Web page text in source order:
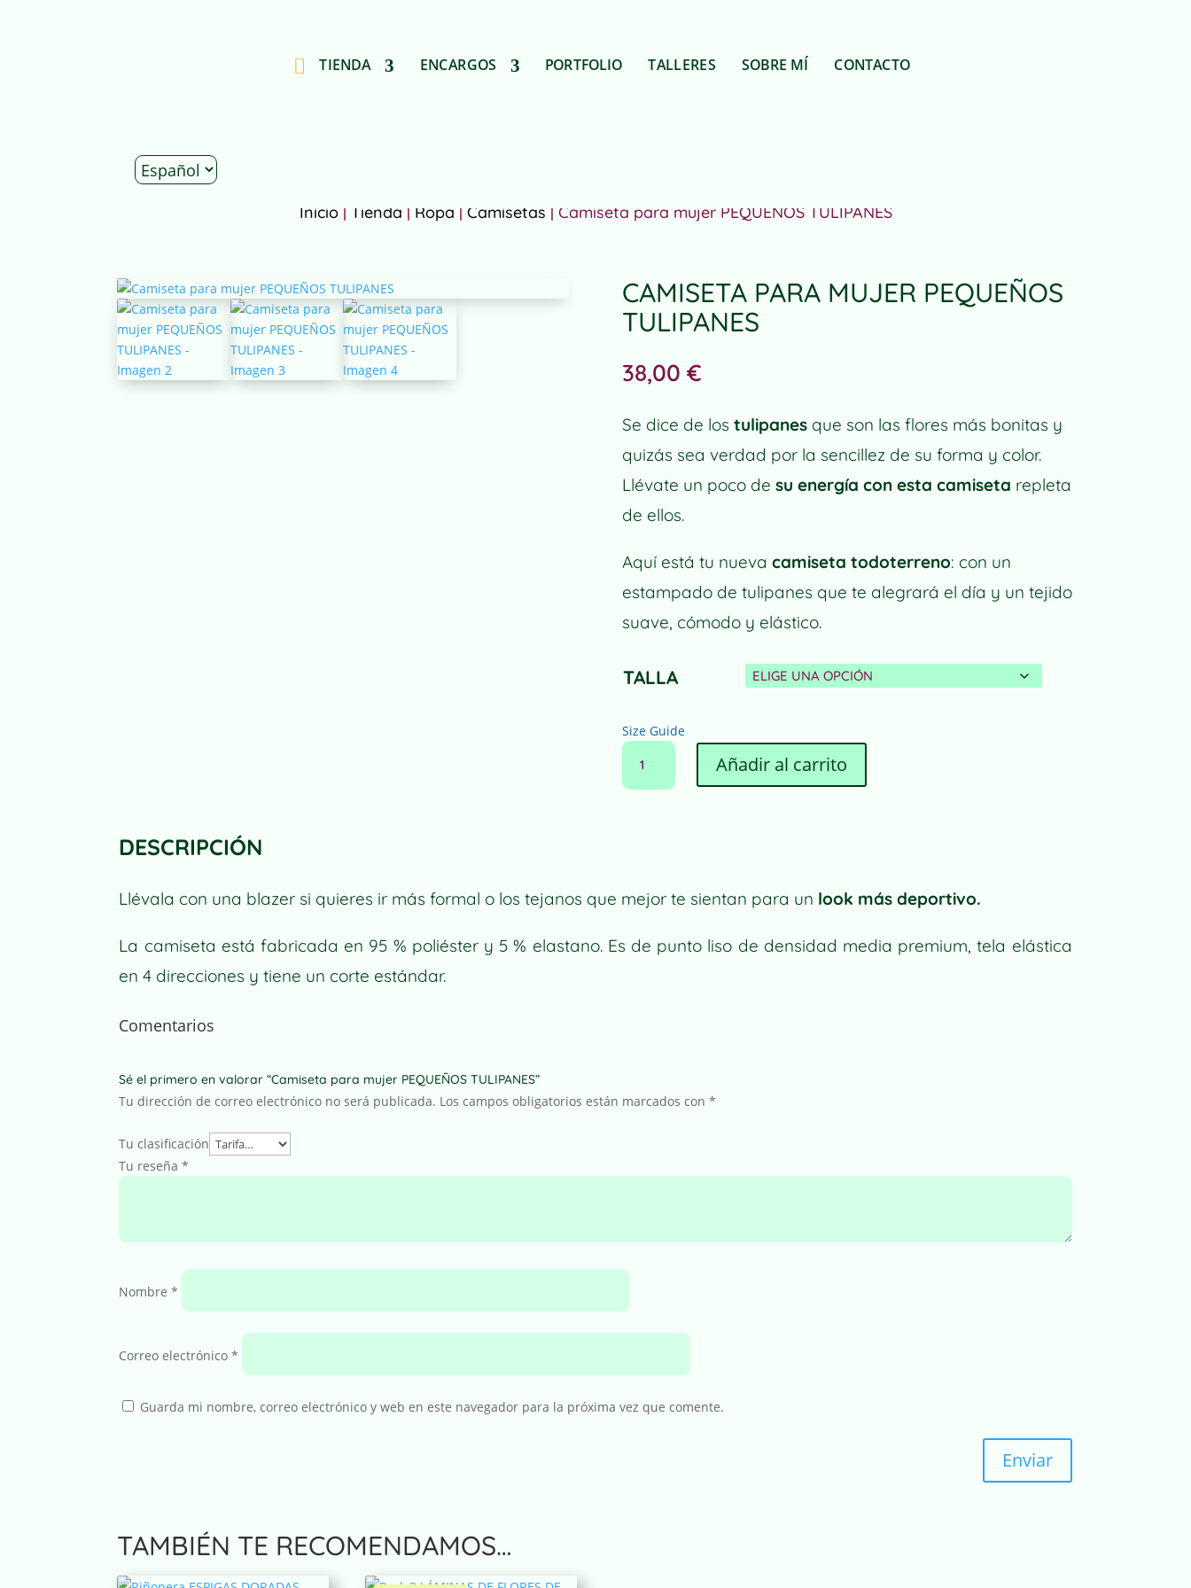
TIENDA ENCARGOS PORTFOLIO TALLERES SOBRE MÍ CONTACTO
Inicio| Tienda | Ropa | Camisetas | Camiseta para mujer PEQUEÑOS TULIPANES
CAMISETA PARA MUJER PEQUEÑOS
TULIPANES
38,00 €
Se dice de los tulipanesque son las flores más bonitas y
quizás sea verdad por la sencillez de su forma y color.
Llévate un poco de su energía con esta camiseta repleta
de ellos.
Aquí está tu nueva camiseta todoterreno: con un
estampado de tulipanes que te alegrará el día y un tejido
suave, cómodo y elástico.
TALLA
Size Guide
CAMISETA
PARA
MUJER
Añadir al carrito
DESCRIPCIÓN
Llévala con una blazer si quieres ir más formal o los tejanos que mejor te sientan para un look más deportivo.
La camiseta está fabricada en 95 % poliéster y 5 % elastano. Es de punto liso de densidad media premium, tela elástica
en 4 direcciones y tiene un corte estándar.
Comentarios
Sé el primero en valorar “Camiseta para mujer PEQUEÑOS TULIPANES”
Tu dirección de correo electrónico no será publicada. Los campos obligatorios están marcados con*
Tu clasificación
Tu reseña*
Nombre*
Correo electrónico*
Guarda mi nombre, correo electrónico y web en este navegador para la próxima vez que comente.
Enviar
TAMBIÉN TE RECOMENDAMOS…